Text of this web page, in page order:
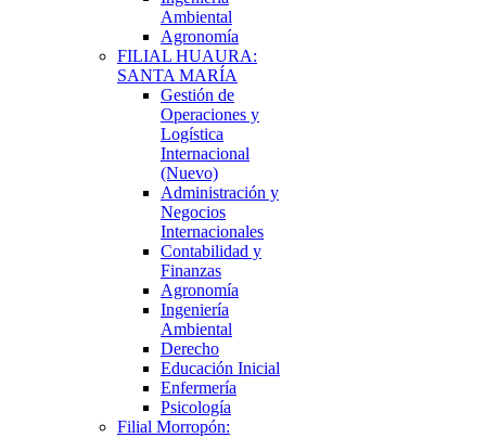
Ambiental
Agronomía
FILIAL HUAURA:
SANTA MARÍA
Gestión de
Operaciones y
Logística
Internacional
(Nuevo)
Administración y
Negocios
Internacionales
Contabilidad y
Finanzas
Agronomía
Ingeniería
Ambiental
Derecho
Educación Inicial
Enfermería
Psicología
Filial Morropón: